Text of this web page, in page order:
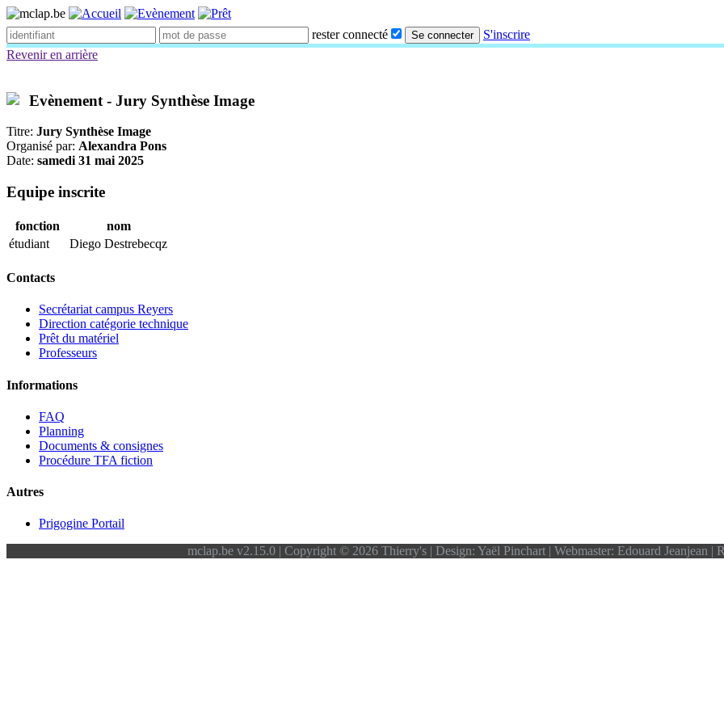
rester connecté Se connecter
S'inscrire
Revenir en arrière
Evènement - Jury Synthèse Image
Titre: Jury Synthèse Image
Organisé par: Alexandra Pons
Date: samedi 31 mai 2025
Equipe inscrite
fonction
nom
étudiant
Diego Destrebecqz
Contacts
Secrétariat campus Reyers
Direction catégorie technique
Prêt du matériel
Professeurs
Informations
FAQ
Planning
Documents & consignes
Procédure TFA fiction
Autres
Prigogine Portail
mclap.be v2.15.0 | Copyright © 2026 Thierry's | Design: Yaël Pinchart | Webmaster: Edouard Jeanjean |